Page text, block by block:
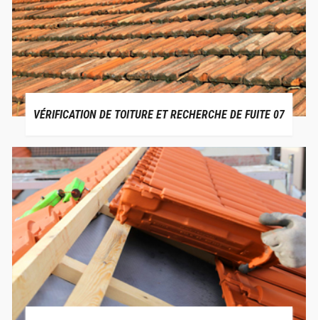
VÉRIFICATION DE TOITURE ET RECHERCHE DE FUITE 07